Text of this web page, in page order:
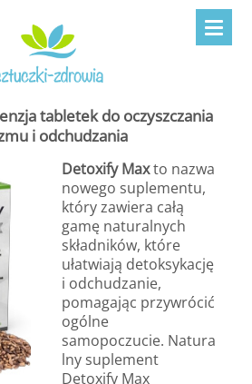
tabletek do oczyszczania
i odchudzania
Detoxify Maxto nazwa
nowego suplementu,
który zawiera całą
gamę naturalnych
składników, które
ułatwiają detoksykację
i odchudzanie,
pomagając przywrócić
ogólne
samopoczucie. Natura
lny suplement
Detoxify Max